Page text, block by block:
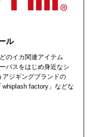
ル
のイカ関連アイテム
バスをはじめ身近なシ
アジギングブランドの
whiplash factory」などな
ター問わず幅広いアイ